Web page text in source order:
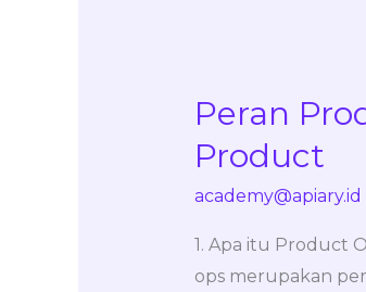
Peran
Product
academy@apiary.id
1. Apa itu Product
ops merupakan
Peran
Operations
Untuk